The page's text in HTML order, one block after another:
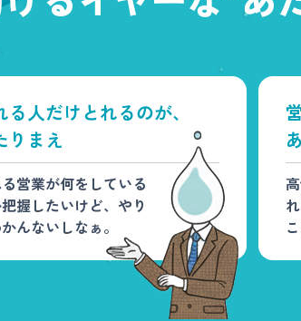
る人だけとれるのが、
りまえ
営業が何をしている
握したいけど、やり
んないしなぁ。